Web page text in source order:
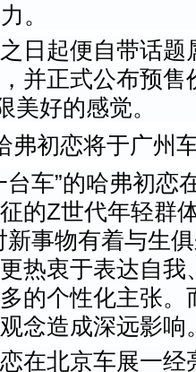
。
日起便自带话
并正式公布预售
美好的感觉。
台车”的哈弗初恋
的Z世代年轻群
新事物有着与生
热衷于表达自
的个性化主张
念造成深远影响
在北京车展一